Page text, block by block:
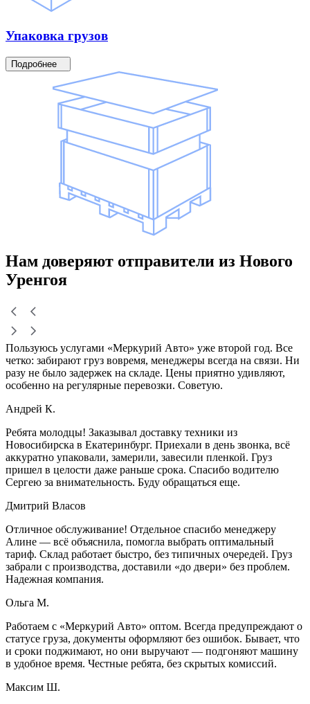
Упаковка грузов
Подробнее
Нам доверяют отправители из Нового
Уренгоя
Пользуюсь услугами «Меркурий Авто» уже второй год. Все
четко: забирают груз вовремя, менеджеры всегда на связи. Ни
разу не было задержек на складе. Цены приятно удивляют,
особенно на регулярные перевозки. Советую.
Андрей К.
Ребята молодцы! Заказывал доставку техники из
Новосибирска в Екатеринбург. Приехали в день звонка, всё
аккуратно упаковали, замерили, завесили пленкой. Груз
пришел в целости даже раньше срока. Спасибо водителю
Сергею за внимательность. Буду обращаться еще.
Дмитрий Власов
Отличное обслуживание! Отдельное спасибо менеджеру
Алине — всё объяснила, помогла выбрать оптимальный
тариф. Склад работает быстро, без типичных очередей. Груз
забрали с производства, доставили «до двери» без проблем.
Надежная компания.
Ольга М.
Работаем с «Меркурий Авто» оптом. Всегда предупреждают о
статусе груза, документы оформляют без ошибок. Бывает, что
и сроки поджимают, но они выручают — подгоняют машину
в удобное время. Честные ребята, без скрытых комиссий.
Максим Ш.